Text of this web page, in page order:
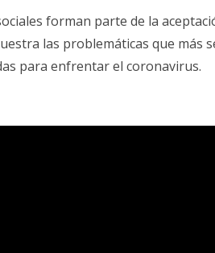
forman parte de la
las problemáticas que más
para enfrentar el coronavirus.